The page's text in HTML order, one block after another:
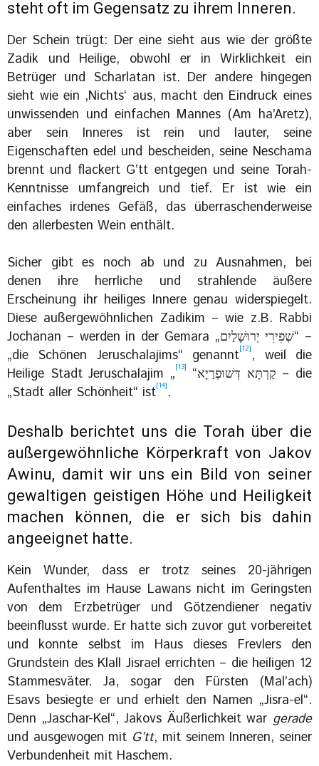
steht oft im Gegensatz zu ihrem Inneren.
Der Schein trügt: Der eine sieht aus wie der größte
Zadik und Heilige, obwohl er in Wirklichkeit ein
Betrüger und Scharlatan ist. Der andere hingegen
sieht wie ein ‚Nichts‘ aus, macht den Eindruck eines
unwissenden und einfachen Mannes (Am ha’Aretz),
aber sein Inneres ist rein und lauter, seine
Eigenschaften edel und bescheiden, seine Neschama
brennt und flackert G’tt entgegen und seine Torah-
Kenntnisse umfangreich und tief. Er ist wie ein
einfaches irdenes Gefäß, das überraschenderweise
den allerbesten Wein enthält.
Sicher gibt es noch ab und zu Ausnahmen, bei
denen ihre herrliche und strahlende äußere
Erscheinung ihr heiliges Innere genau widerspiegelt.
Diese außergewöhnlichen Zadikim – wie z.B. Rabbi
Jochanan – werden in der Gemara „שְׁפִירִי יְרוּשָׁלַיִם“ –
„die Schönen Jeruschalajims“ genannt[12] , weil die
Heilige Stadt Jeruschalajim „קַרְתָּא דְּשׁוּפְרַיָא“
[13]
– die
„Stadt aller Schönheit“ ist[14] .
Deshalb berichtet uns die Torah über die
außergewöhnliche Körperkraft von Jakov
Awinu, damit wir uns ein Bild von seiner
gewaltigen geistigen Höhe und Heiligkeit
machen können, die er sich bis dahin
angeeignet hatte.
Kein Wunder, dass er trotz seines 20-jährigen
Aufenthaltes im Hause Lawans nicht im Geringsten
von dem Erzbetrüger und Götzendiener negativ
beeinflusst wurde. Er hatte sich zuvor gut vorbereitet
und konnte selbst im Haus dieses Frevlers den
Grundstein des Klall Jisrael errichten – die heiligen 12
Stammesväter. Ja, sogar den Fürsten (Mal’ach)
Esavs besiegte er und erhielt den Namen „Jisra-el“.
Denn „Jaschar-Kel“, Jakovs Äußerlichkeit war gerade
und ausgewogen mit G’tt, mit seinem Inneren, seiner
Verbundenheit mit Haschem.